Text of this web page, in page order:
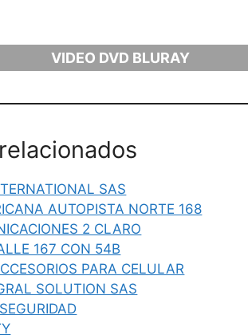
VIDEO DVD BLURAY
SAS
AUTOPISTA NORTE 168
2 CLARO
167 CON 54B
PARA CELULAR
SOLUTION SAS